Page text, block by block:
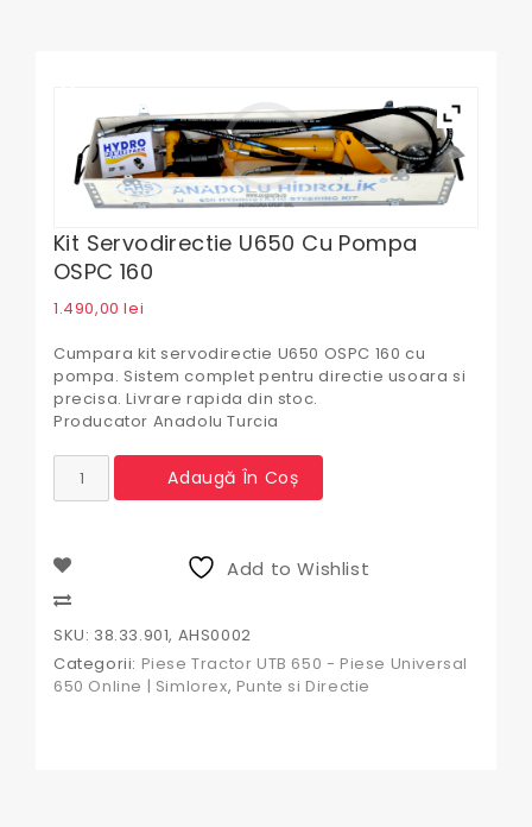
Kit Servodirectie U650 Cu Pompa
OSPC 160
1.490,00lei
Cumpara kit servodirectie U650 OSPC 160 cu
pompa. Sistem complet pentru directie usoara si
precisa. Livrare rapida din stoc.
Producator Anadolu Turcia
Cantitate
cu
Pompa
OSPC
Adaugă În Coș
Add to Wishlist
SKU: 38.33.901, AHS0002
Categorii: Piese Tractor UTB 650 - Piese Universal
650 Online | Simlorex, Punte si Directie